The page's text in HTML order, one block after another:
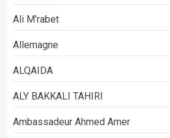
Ali M'rabet
Allemagne
ALQAIDA
ALY BAKKALI TAHIRI
Ambassadeur Ahmed Amer